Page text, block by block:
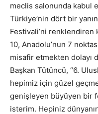
meclis salonunda kabul
Türkiye’nin dört bir
Festivali’ni renklendiren
10, Anadolu’nun 7
misafir etmekten dolayı
Başkan Tütüncü, “6.
hepimiz için güzel
genişleyen büyüyen bir
isterim. Hepiniz